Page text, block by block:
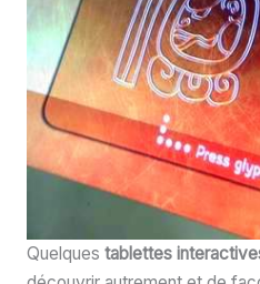
Quelques tablettes